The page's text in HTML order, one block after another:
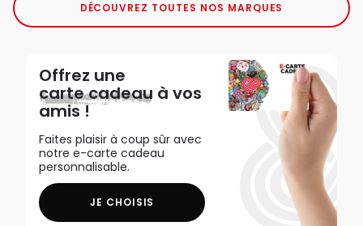
DÉCOUVREZ TOUTES NOS MARQUES
Offrez une
carte cadeau à vos
amis !
Faites plaisir à coup sûr avec
notre e-carte cadeau
personnalisable.
JE CHOISIS